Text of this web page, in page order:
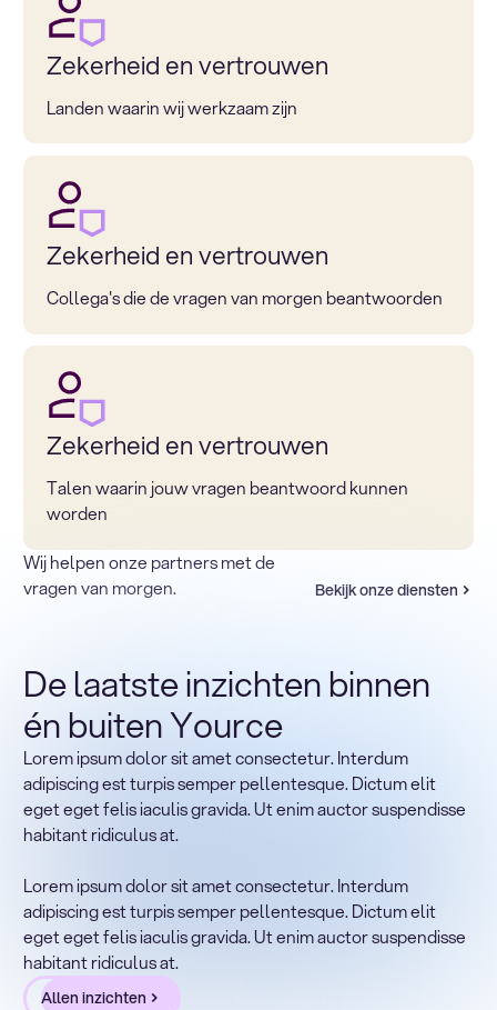
Zekerheid en vertrouwen
Landen waarin wij werkzaam zijn
Zekerheid en vertrouwen
Collega's die de vragen van morgen beantwoorden
Zekerheid en vertrouwen
Talen waarin jouw vragen beantwoord kunnen
worden
Wij helpen onze partners met de
vragen van morgen.
Bekijk onze diensten
Terug naar sectoren
Heading
Lorem ipsum dolor sit amet, consectetur adipiscing elit.
Suspendisse varius enim in eros elementum tristique.
Duis cursus, mi quis viverra ornare, eros dolor interdum
nulla, ut commodo diam libero vitae erat. Aenean
faucibus nibh et justo cursus id rutrum lorem imperdiet.
Nunc ut sem vitae risus tristique posuere.
De laatste inzichten binnen
én buiten Yource
Lorem ipsum dolor sit amet consectetur. Interdum
adipiscing est turpis semper pellentesque. Dictum elit
eget eget felis iaculis gravida. Ut enim auctor suspendisse
habitant ridiculus at.
Lorem ipsum dolor sit amet consectetur. Interdum
adipiscing est turpis semper pellentesque. Dictum elit
eget eget felis iaculis gravida. Ut enim auctor suspendisse
habitant ridiculus at.
Allen inzichten